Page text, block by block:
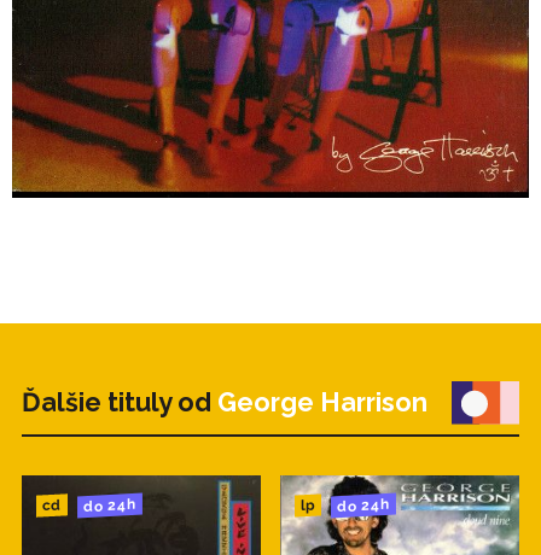
Ďalšie tituly od George Harrison
cd do 24h lp do 24h